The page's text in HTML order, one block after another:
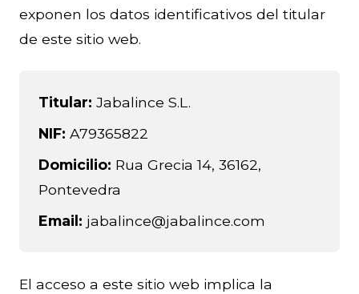
exponen los datos identificativos del titular
de este sitio web.
Titular: Jabalince S.L.
NIF: A79365822
Domicilio: Rua Grecia 14, 36162,
Pontevedra
Email: jabalince@jabalince.com
El acceso a este sitio web implica la